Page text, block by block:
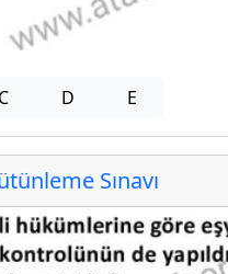
C D E
Sınavı